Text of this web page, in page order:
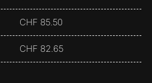
CHF 85.50
CHF 82.65